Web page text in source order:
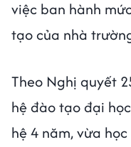
việc ban hành
tạo của nhà
Theo Nghị quyết
hệ đào tạo đại
hệ 4 năm, vừa